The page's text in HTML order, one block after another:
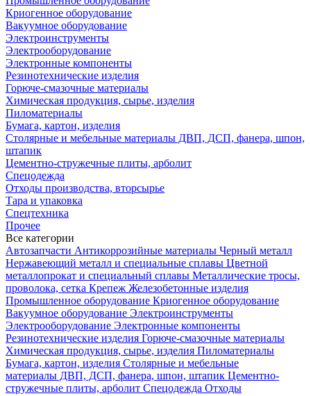
Криогенное оборудование
Вакуумное оборудование
Электроинструменты
Электрооборудование
Электронные компоненты
Резинотехнические изделия
Горюче-смазочные материалы
Химическая продукция, сырье, изделия
Пиломатериалы
Бумага, картон, изделия
Столярные и мебельные материалы ДВП, ДСП, фанера, шпон,
штапик
Цементно-стружечные плиты, арболит
Спецодежда
Отходы производства, вторсырье
Тара и упаковка
Спецтехника
Прочее
Все категории
Автозапчасти Антикоррозийные материалы Черный металл
Нержавеющий металл и специальные сплавы Цветной
металлопрокат и специальный сплавы Металлические тросы,
проволока, сетка Крепеж Железобетонные изделия
Промышленное оборудование Криогенное оборудование
Вакуумное оборудование Электроинструменты
Электрооборудование Электронные компоненты
Резинотехнические изделия Горюче-смазочные материалы
Химическая продукция, сырье, изделия Пиломатериалы
Бумага, картон, изделия Столярные и мебельные
материалы ДВП, ДСП, фанера, шпон, штапик Цементно-
стружечные плиты, арболит Спецодежда Отходы